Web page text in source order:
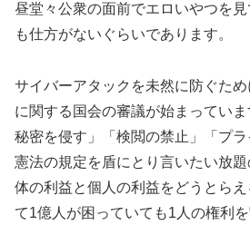
昼堂々公衆の面前でエロいやつを
も仕方がないぐらいであります。
サイバーアタックを未然に防ぐた
に関する国会の審議が始まってい
秘密を侵す」「検閲の禁止」「プ
憲法の規定を盾にとり言いたい放
体の利益と個人の利益をどうとら
て1億人が困っていても1人の権利